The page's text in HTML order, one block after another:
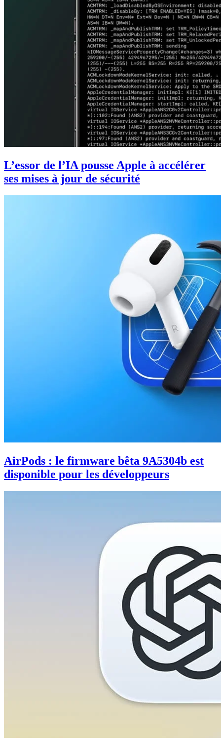
L’essor de l’IA pousse Apple à accélérer
ses mises à jour de sécurité
AirPods : le firmware bêta 9A5304b est
disponible pour les développeurs